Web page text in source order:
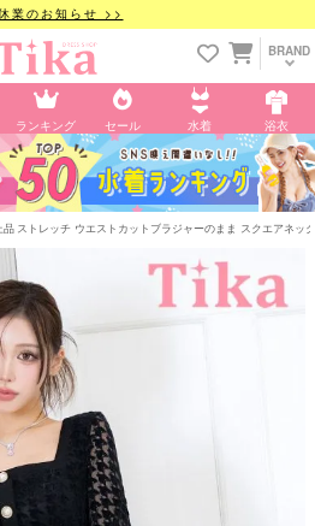
業のお知らせ >>
BRAND
ランキング セール 水着 浴衣
品 ストレッチ ウエストカットブラジャーのまま スクエアネ